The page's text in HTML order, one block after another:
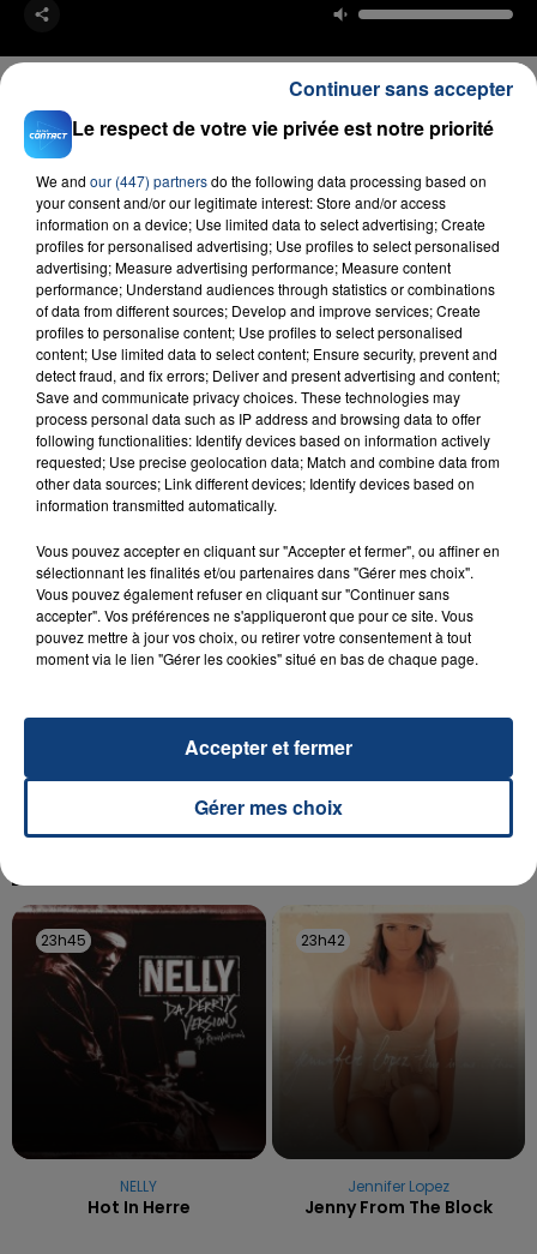
FIL D'ACTU
23 juillet 2026
INCENDIE MORTEL À LENS : UNE FEMME ET
SON BÉBÉ ENTRE LA VIE ET LA...
Un homme s'est immolé par le feu après avoir
aspergé sa compagne et leur bébé de trois mois
d'un liquide inflammable.
OPÉRER DE LA CHEVILLE RESSORT DE LA...
La famille a porté plainte contre la clinique qui a
reconnu sa responsabilité et présenté ses
23h45
23h45
NELLY
Hot In Herre
23h42
23h42
Jennifer Lopez
Jenny From The Block
Le respect de votre vie privée est notre priorité
We and our (447) partnersdo the following data processing based on
your consent and/or our legitimate interest: Store and/or access
information on a device; Use limited data to select advertising; Create
profiles for personalised advertising; Use profiles to select personalised
advertising; Measure advertising performance; Measure content
performance; Understand audiences through statistics or combinations
of data from different sources; Develop and improve services; Create
profiles to personalise content; Use profiles to select personalised
content; Use limited data to select content; Ensure security, prevent and
detect fraud, and fix errors; Deliver and present advertising and content;
Save and communicate privacy choices. These technologies may
process personal data such as IP address and browsing data to offer
following functionalities: Identify devices based on information actively
requested; Use precise geolocation data; Match and combine data from
other data sources; Link different devices; Identify devices based on
information transmitted automatically.
Vous pouvez accepter en cliquant sur "Accepter et fermer", ou affiner en
sélectionnant les finalités et/ou partenaires dans "Gérer mes choix".
Vous pouvez également refuser en cliquant sur "Continuer sans
accepter". Vos préférences ne s'appliqueront que pour ce site. Vous
pouvez mettre à jour vos choix, ou retirer votre consentement à tout
moment via le lien "Gérer les cookies" situé en bas de chaque page.
Gérer mes choix
Accepter et fermer
Continuer sans accepter